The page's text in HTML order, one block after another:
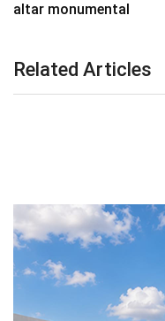
altar monumental
Related Articles